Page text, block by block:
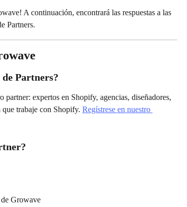
Partners.
Partners?
partner: expertos en Shopify, agencias, diseñadores,
trabaje con Shopify. Regístrese en nuestro
Growave